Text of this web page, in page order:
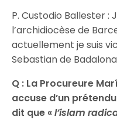
P. Custodio Ballester :
l’archidiocèse de
actuellement je suis
Sebastian de
Q : La Procureure
accuse d’un
dit que «l’islam